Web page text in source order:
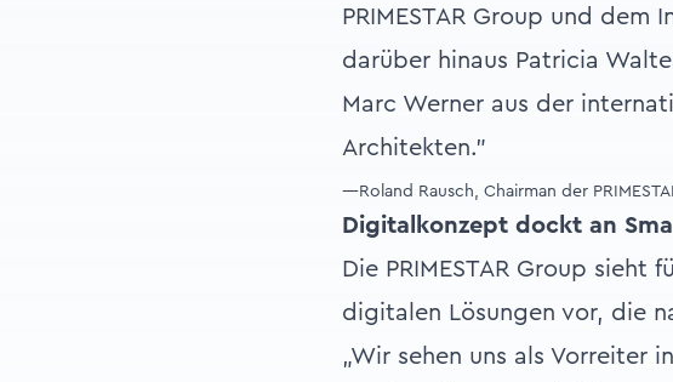
PRIMESTAR Group und
darüber hinaus Patricia
Marc Werner aus der
Architekten."
—Roland Rausch, Chairman der
Digitalkonzept dockt an
Die PRIMESTAR Group
digitalen Lösungen vor, die
„Wir sehen uns als Vorreiter